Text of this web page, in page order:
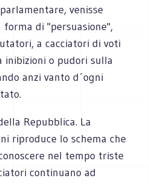
venisse
di "persuasione",
a cacciatori di voti
inibizioni o pudori sulla
anzi vanto d´ogni
Repubblica. La
riproduce lo schema che
nel tempo triste
continuano ad